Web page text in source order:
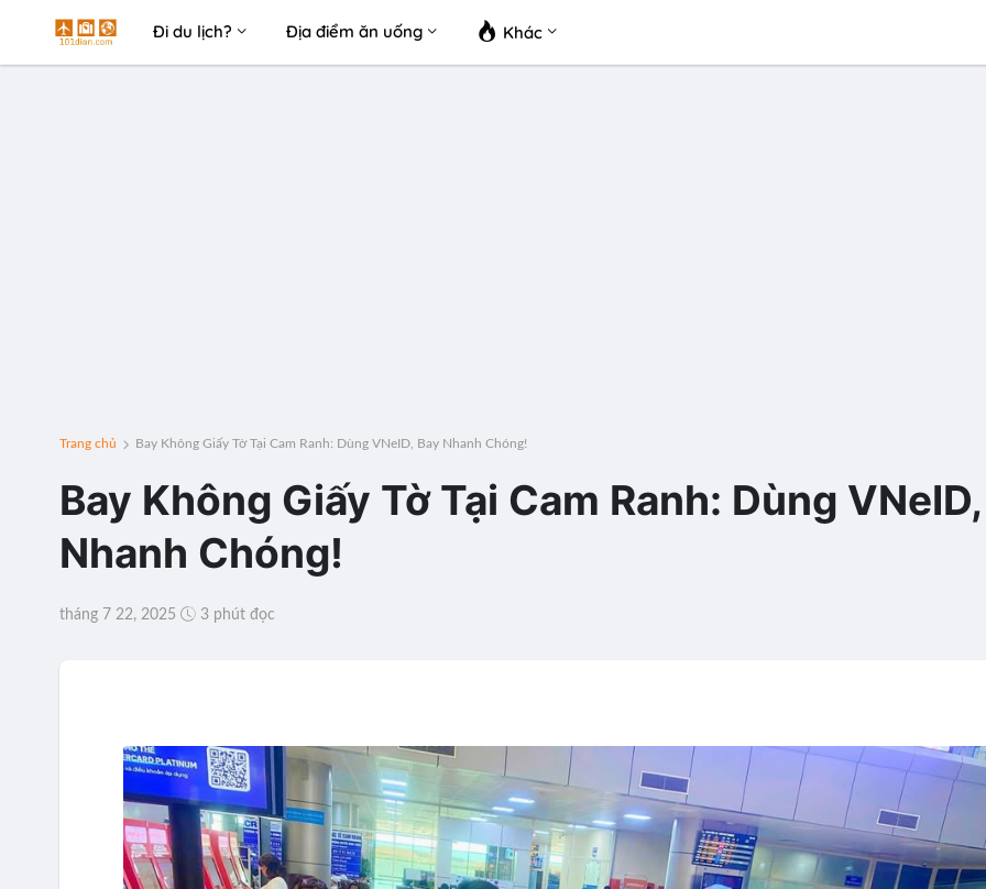
Đi du lịch? Địa điểm ăn uống Khác
Trang chủ Bay Không Giấy Tờ Tại Cam Ranh: Dùng VNeID, Bay Nhanh Chóng!
Bay Không Giấy Tờ Tại Cam Ranh: Dùng
Nhanh Chóng!
tháng 7 22, 2025 3 phút đọc